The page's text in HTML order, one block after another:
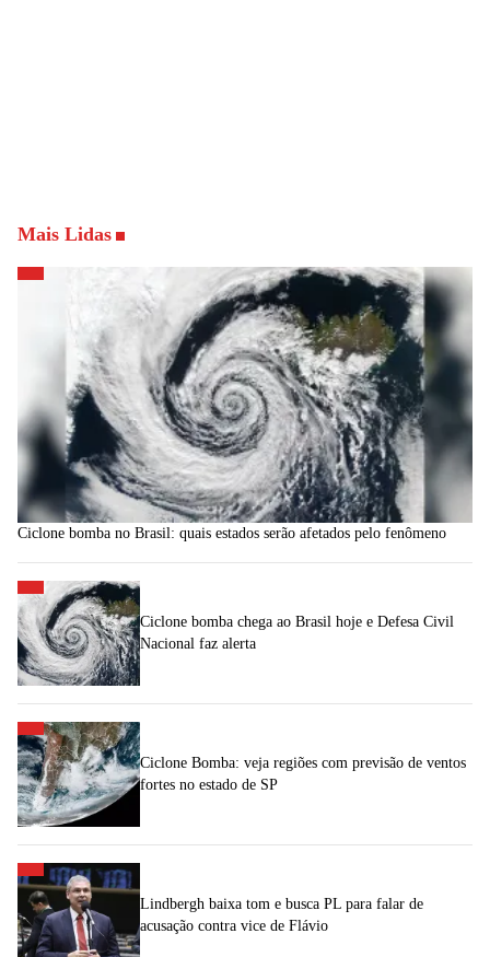
Mais Lidas
Ciclone bomba no Brasil: quais estados serão afetados pelo fenômeno
Ciclone bomba chega ao Brasil hoje e Defesa Civil
Nacional faz alerta
Ciclone Bomba: veja regiões com previsão de ventos
fortes no estado de SP
Lindbergh baixa tom e busca PL para falar de
acusação contra vice de Flávio